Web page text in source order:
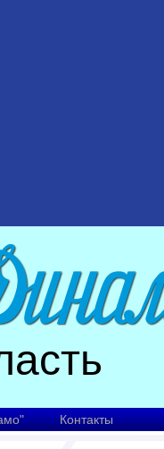
Контакты